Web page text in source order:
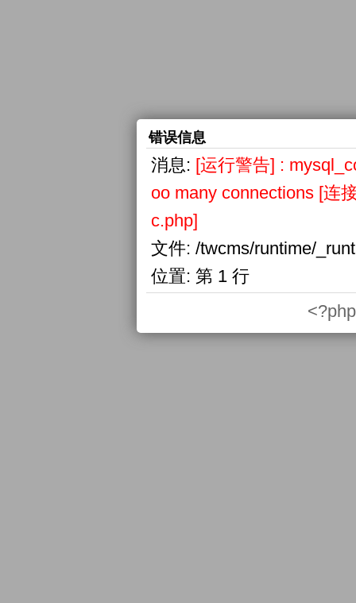
错误信息
消息: [运行警告] :
oo many connections [连
c.php]
文件: /twcms/runtime/
位置: 第 1 行